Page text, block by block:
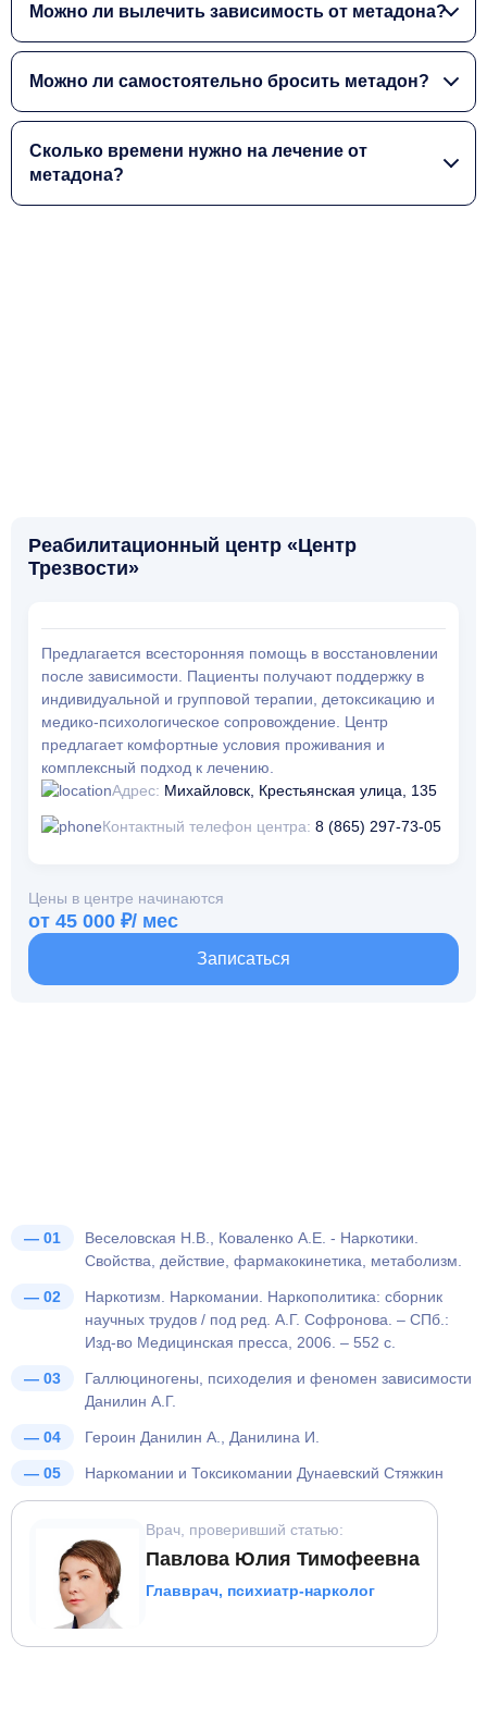
Можно ли вылечить зависимость от метадона?
Можно ли самостоятельно бросить метадон?
Сколько времени нужно на лечение от
метадона?
Реабилитационный центр «Центр
Трезвости»
Предлагается всесторонняя помощь в восстановлении
после зависимости. Пациенты получают поддержку в
индивидуальной и групповой терапии, детоксикацию и
медико-психологическое сопровождение. Центр
предлагает комфортные условия проживания и
комплексный подход к лечению.
Адрес: Михайловск, Крестьянская улица, 135
Контактный телефон центра: 8 (865) 297-73-05
Цены в центре начинаются
от 45 000 ₽/ мес
Записаться
Веселовская Н.В., Коваленко А.Е. - Наркотики.
Свойства, действие, фармакокинетика, метаболизм.
Наркотизм. Наркомании. Наркополитика: сборник
научных трудов / под ред. А.Г. Софронова. – СПб.:
Изд-во Медицинская пресса, 2006. – 552 с.
Галлюциногены, психоделия и феномен зависимости
Данилин А.Г.
Героин Данилин А., Данилина И.
Наркомании и Токсикомании Дунаевский Стяжкин
Врач, проверивший статью:
Павлова Юлия Тимофеевна
Главврач, психиатр-нарколог